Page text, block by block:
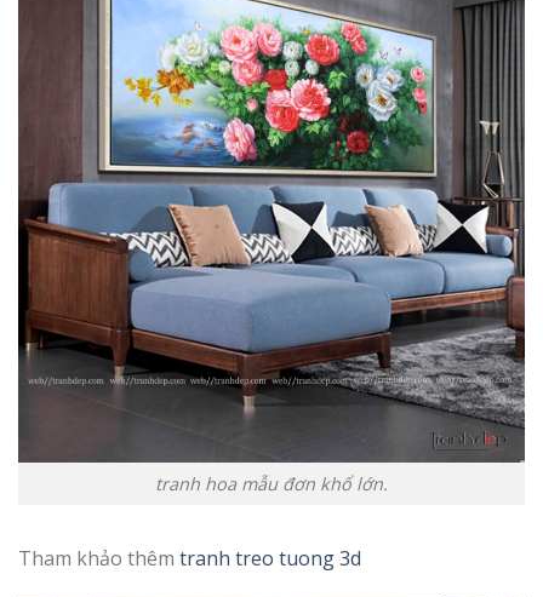
tranh hoa mẫu đơn khổ lớn.
Tham khảo thêm tranh treo tuong 3d